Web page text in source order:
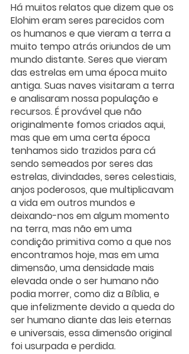
Há muitos relatos que dizem que os
Elohim eram seres parecidos com
os humanos e que vieram a terra a
muito tempo atrás oriundos de um
mundo distante. Seres que vieram
das estrelas em uma época muito
antiga. Suas naves visitaram a terra
e analisaram nossa população e
recursos. É provável que não
originalmente fomos criados aqui,
mas que em uma certa época
tenhamos sido trazidos para cá
sendo semeados por seres das
estrelas, divindades, seres celestiais,
anjos poderosos, que multiplicavam
a vida em outros mundos e
deixando-nos em algum momento
na terra, mas não em uma
condição primitiva como a que nos
encontramos hoje, mas em uma
dimensão, uma densidade mais
elevada onde o ser humano não
podia morrer, como diz a Bíblia, e
que infelizmente devido a queda do
ser humano diante das leis eternas
e universais, essa dimensão original
foi usurpada e perdida.